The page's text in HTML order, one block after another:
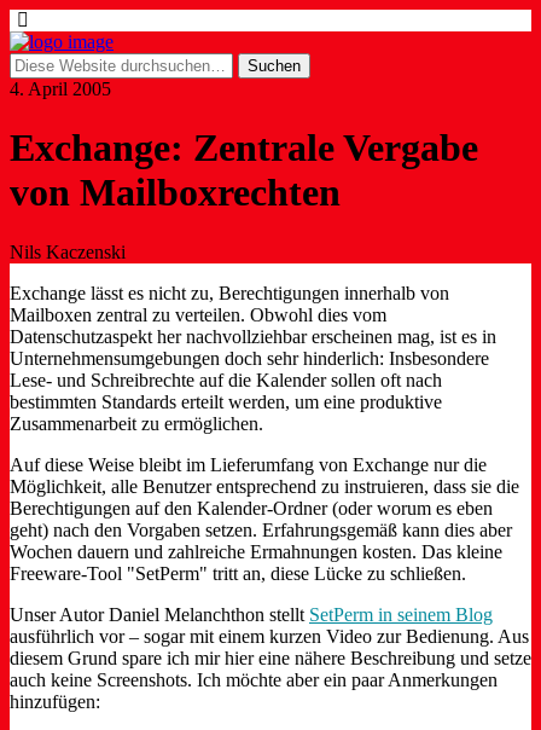
4. April 2005
Exchange: Zentrale Vergabe
von Mailboxrechten
Nils Kaczenski
Exchange lässt es nicht zu, Berechtigungen innerhalb von
Mailboxen zentral zu verteilen. Obwohl dies vom
Datenschutzaspekt her nachvollziehbar erscheinen mag, ist es in
Unternehmensumgebungen doch sehr hinderlich: Insbesondere
Lese- und Schreibrechte auf die Kalender sollen oft nach
bestimmten Standards erteilt werden, um eine produktive
Zusammenarbeit zu ermöglichen.
Auf diese Weise bleibt im Lieferumfang von Exchange nur die
Möglichkeit, alle Benutzer entsprechend zu instruieren, dass sie die
Berechtigungen auf den Kalender-Ordner (oder worum es eben
geht) nach den Vorgaben setzen. Erfahrungsgemäß kann dies aber
Wochen dauern und zahlreiche Ermahnungen kosten. Das kleine
Freeware-Tool "SetPerm" tritt an, diese Lücke zu schließen.
Unser Autor Daniel Melanchthon stellt SetPerm in seinem Blog
ausführlich vor – sogar mit einem kurzen Video zur Bedienung. Aus
diesem Grund spare ich mir hier eine nähere Beschreibung und setze
auch keine Screenshots. Ich möchte aber ein paar Anmerkungen
hinzufügen: